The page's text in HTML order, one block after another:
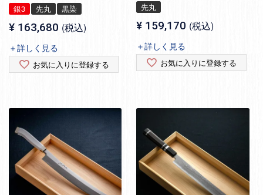
銀3 先丸 黒染
¥ 163,680 税込
＋詳しく見る
お気に入りに登録する
先丸
¥ 159,170 税込
＋詳しく見る
お気に入りに登録する